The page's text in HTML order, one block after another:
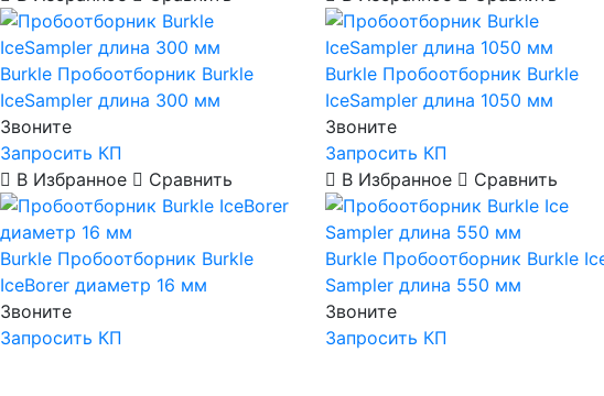
Burkle Пробоотборник Burkle
IceSampler длина 300 мм
Звоните
Запросить КП
Burkle Пробоотборник Burkle
IceSampler длина 1050 мм
Звоните
Запросить КП
В Избранное
Сравнить
Burkle Пробоотборник Burkle
IceBorer диаметр 16 мм
Звоните
Запросить КП
В Избранное Сравнить
Burkle Пробоотборник Burkle
Sampler длина 550 мм
Звоните
Запросить КП